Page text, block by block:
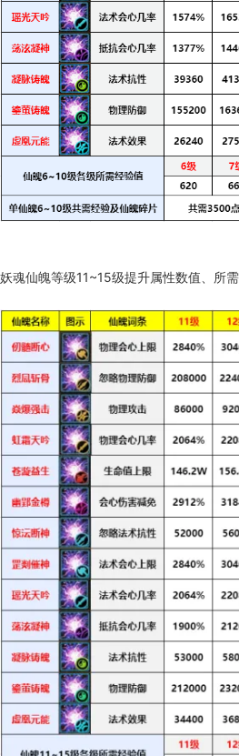
妖魂仙魄等级11~15级提升属性数值、所